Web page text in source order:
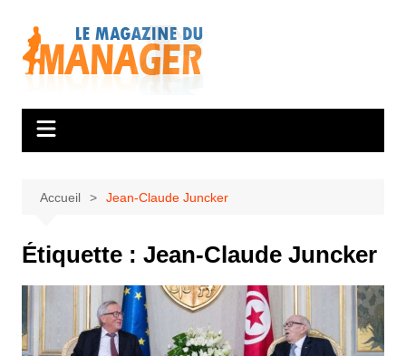
contenu
Accueil Jean-Claude Juncker
Étiquette : Jean-Claude Juncker